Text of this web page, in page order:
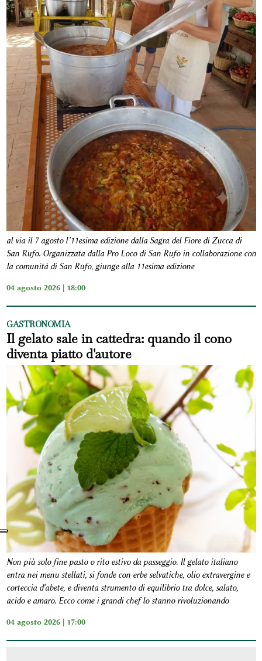
al via il 7 agosto l’11esima edizione dalla Sagra del Fiore di Zucca di
San Rufo. Organizzata dalla Pro Loco di San Rufo in collaborazione con
la comunità di San Rufo, giunge alla 11esima edizione
04 agosto 2026 | 18:00
GASTRONOMIA
Il gelato sale in cattedra: quando il cono
diventa piatto d'autore
Non più solo fine pasto o rito estivo da passeggio. Il gelato italiano
entra nei menu stellati, si fonde con erbe selvatiche, olio extravergine e
corteccia d'abete, e diventa strumento di equilibrio tra dolce, salato,
acido e amaro. Ecco come i grandi chef lo stanno rivoluzionando
04 agosto 2026 | 17:00